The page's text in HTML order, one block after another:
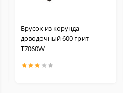
Брусок из корунда
доводочный 600 грит
Т7060W